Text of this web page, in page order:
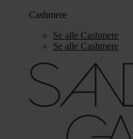
Cashmere
Se alle Cashmere
Se alle Cashmere